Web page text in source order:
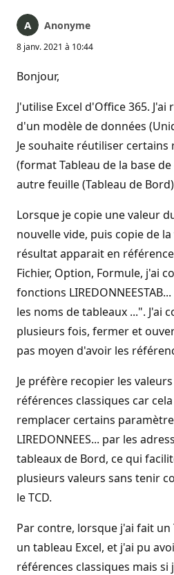
Anonyme
8 janv. 2021 à 10:44
Bonjour,
J'utilise Excel d'Office 365.
d'un modèle de données
Je souhaite réutiliser certains
(format Tableau de la base
autre feuille (Tableau de
Lorsque je copie une valeur
nouvelle vide, puis copie de
résultat apparait en
Fichier, Option, Formule, j'ai
fonctions
les noms de tableaux ...". J'ai
plusieurs fois, fermer et
pas moyen d'avoir les
Je préfère recopier les
références classiques car
remplacer certains
LIREDONNEES... par les
tableaux de Bord, ce qui
plusieurs valeurs sans tenir
le TCD.
Par contre, lorsque j'ai fait
un tableau Excel, et j'ai pu
références classiques mais si